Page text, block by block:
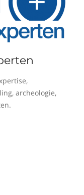
archeologie,